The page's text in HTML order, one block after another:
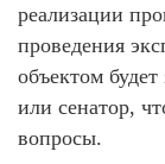
реализации
проведения
объектом
или сенатор,
вопросы.